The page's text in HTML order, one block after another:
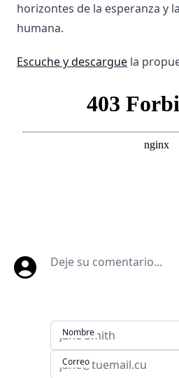
horizontes de la esperanza y
humana.
Escuche y descargue la
Deje su comentario
Nombre
Correo